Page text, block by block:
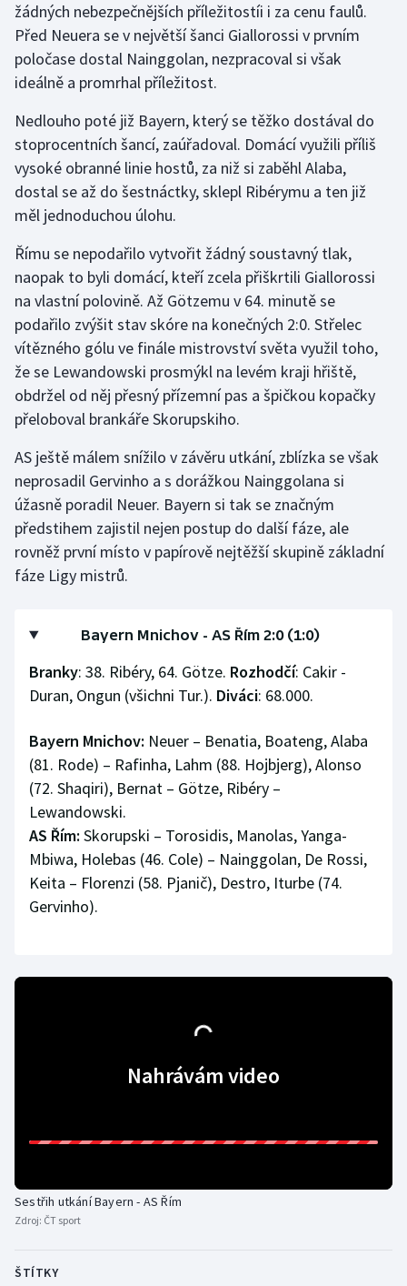
Jezdectví
Judo
Krasobruslení
Lezení
Lyže a snowboard
Moderní pětiboj
Motorsport
Olympijské hry
Parasport
Plavání
Plážový volejbal
Ragby
Rychlobruslení
Short track
Sportovní střelba
Stolní tenis
Triatlon
Veslování
Vodní slalom
Volejbal
žádných nebezpečnějších příležitostíi i za cenu faulů.
Před Neuera se v největší šanci Giallorossi v prvním
poločase dostal Nainggolan, nezpracoval si však
ideálně a promrhal příležitost.
Nedlouho poté již Bayern, který se těžko dostával do
stoprocentních šancí, zaúřadoval. Domácí využili příliš
vysoké obranné linie hostů, za niž si zaběhl Alaba,
dostal se až do šestnáctky, sklepl Ribérymu a ten již
měl jednoduchou úlohu.
Římu se nepodařilo vytvořit žádný soustavný tlak,
naopak to byli domácí, kteří zcela přiškrtili Giallorossi
na vlastní polovině. Až Götzemu v 64. minutě se
podařilo zvýšit stav skóre na konečných 2:0. Střelec
vítězného gólu ve finále mistrovství světa využil toho,
že se Lewandowski prosmýkl na levém kraji hřiště,
obdržel od něj přesný přízemní pas a špičkou kopačky
přeloboval brankáře Skorupskiho.
AS ještě málem snížilo v závěru utkání, zblízka se však
neprosadil Gervinho a s dorážkou Nainggolana si
úžasně poradil Neuer. Bayern si tak se značným
předstihem zajistil nejen postup do další fáze, ale
rovněž první místo v papírově nejtěžší skupině základní
fáze Ligy mistrů.
Bayern Mnichov - AS Řím 2:0 (1:0)
Branky: 38. Ribéry, 64. Götze. Rozhodčí: Cakir -
Duran, Ongun (všichni Tur.). Diváci: 68.000.
Bayern Mnichov: Neuer – Benatia, Boateng, Alaba
(81. Rode) – Rafinha, Lahm (88. Hojbjerg), Alonso
(72. Shaqiri), Bernat – Götze, Ribéry –
Lewandowski.
AS Řím: Skorupski – Torosidis, Manolas, Yanga-
Mbiwa, Holebas (46. Cole) – Nainggolan, De Rossi,
Keita – Florenzi (58. Pjanič), Destro, Iturbe (74.
Gervinho).
Nahrávám video
Sestřih utkání Bayern - AS Řím
Zdroj: ČT sport
ŠTÍTKY